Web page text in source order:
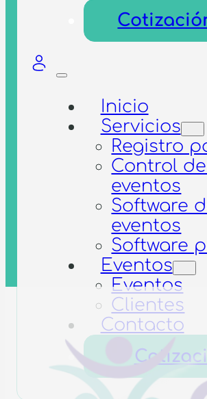
Inicio
Servicios
Registro
Control
eventos
Software
eventos
Software
Eventos
Eventos
Clientes
Contacto